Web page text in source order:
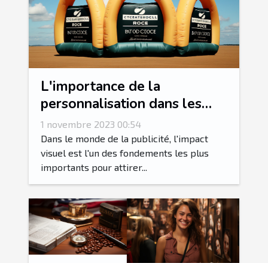
L'importance de la
personnalisation dans les
arches gonflables
publicitaires
1 novembre 2023 00:54
Dans le monde de la publicité, l'impact
visuel est l'un des fondements les plus
importants pour attirer...